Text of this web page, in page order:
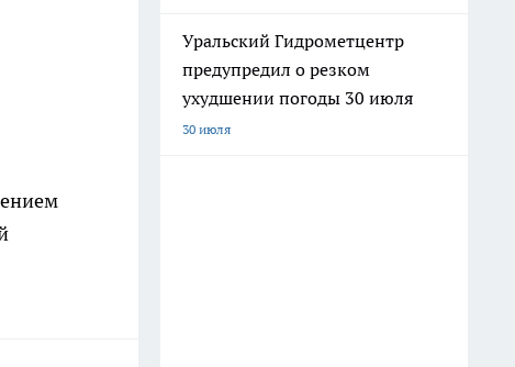
Уральский Гидрометцентр
предупредил о резком
ухудшении погоды 30 июля
30 июля